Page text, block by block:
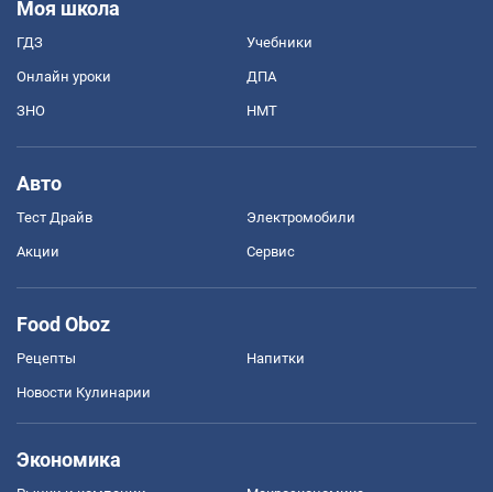
Моя школа
ГДЗ Учебники
Онлайн уроки ДПА
ЗНО НМТ
Авто
Тест Драйв Электромобили
Акции Сервис
Food Oboz
Рецепты Напитки
Новости Кулинарии
Экономика